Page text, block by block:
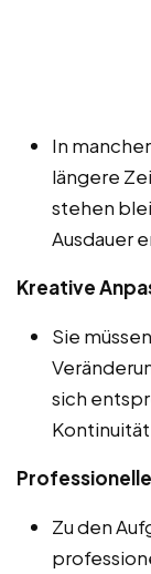
In
längere
stehen
Ausdauer
Kreative
Sie
sich
Zu den